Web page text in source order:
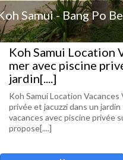
Samui - Bang Po
Koh Samui Location
mer avec piscine
jardin[....]
Koh Samui Location
privée et jacuzzi dans un
vacances avec piscine privée
propose[....]